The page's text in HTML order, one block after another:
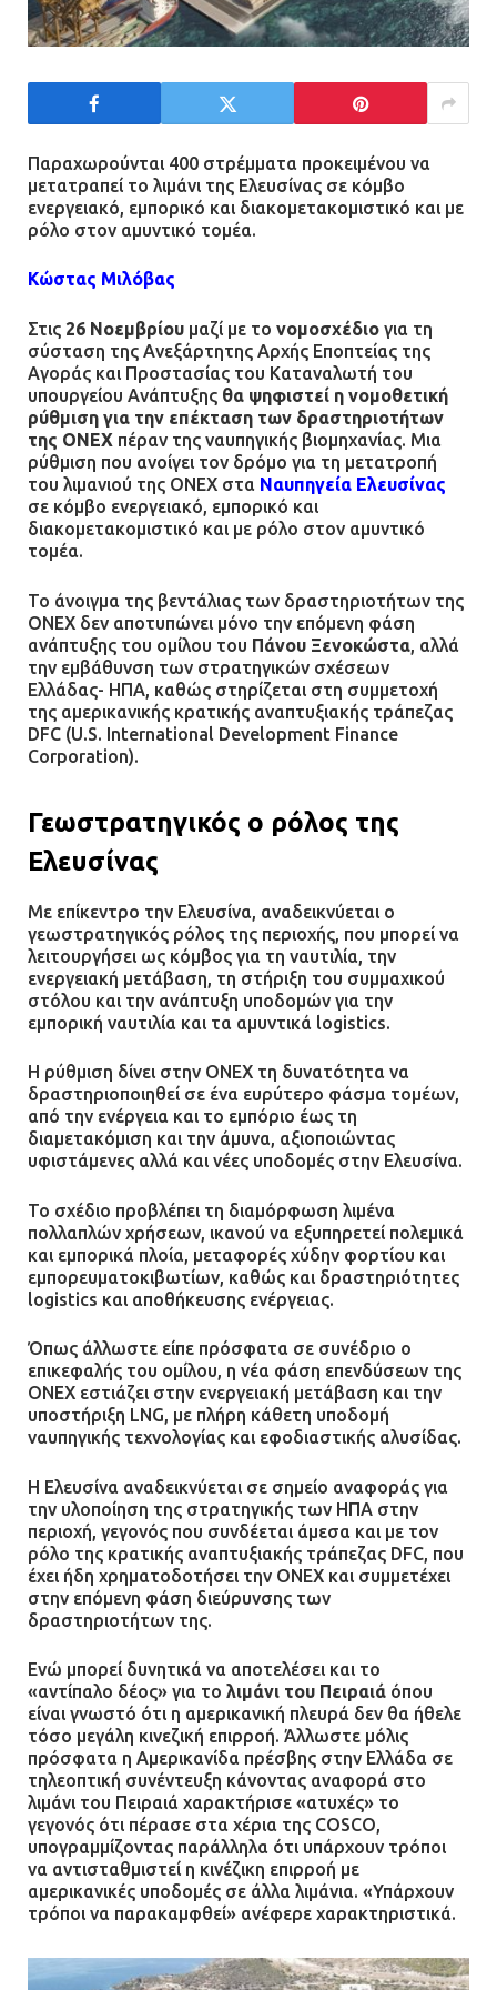
τους σοβαρά εγκαυματίες της
μεγάλης έκρηξης στο εργοστάσιο
Άργος: Στη φυλακή οι δύο
αστυνομικοί για τους
με αναπηρία
11.07.2026 | 22:59
Ένα πουλί «υπεύθυνο» για την
πρωινή διακοπή ρεύματος στη
Μάνδρα
09.07.2026 | 11:12
Φωτιά σε επιχείρηση στον
Δίωξη για απόπειρα
ανθρωποκτονίας στους δύο
αστυνομικούς
Ομαδικός βιασμός 19χρονης στο
πρότεινε την αθώωση των
08.07.2026 | 16:24
Ο δήμαρχος Μάνδρας δώρισε όλους
τους μισθούς του 2025 στο Θριάσιο
για μηχάνημα καρδιολογικών
08.07.2026 | 15:02
ΔΗΜΟΣ ΜΑΝΔΡΑΣ ΕΙΔΥΛΛΙΑΣ: Δύο
νέα πολυδύναμα οχήματα 4×4
ενισχύουν την Πολιτική Προστασία
08.07.2026 | 09:40
Ομάδα ατόμων επιτέθηκε με
ανήλικους
08.07.2026 | 09:38
Άνω Λιόσια: Έριξαν τα ναρκωτικά
η αστυνομία – Λογάριασαν χωρίς
τον ειδικό σκύλο
07.07.2026 | 09:56
Βούλα: Κραυγή αγωνίας από
κατοίκους για την οδό Άρεως –
«Τρέχουν με 90 χλμ. μέσα στη
γειτονιά»
07.07.2026 | 09:48
Παραχωρούνται 400 στρέμματα προκειμένου να
μετατραπεί το λιμάνι της Ελευσίνας σε κόμβο
ενεργειακό, εμπορικό και διακομετακομιστικό και με
ρόλο στον αμυντικό τομέα.
Κώστας Μιλόβας
Στις 26 Νοεμβρίου μαζί με το νομοσχέδιο για τη
σύσταση της Ανεξάρτητης Αρχής Εποπτείας της
Αγοράς και Προστασίας του Καταναλωτή του
υπουργείου Ανάπτυξης θα ψηφιστεί η νομοθετική
ρύθμιση για την επέκταση των δραστηριοτήτων
της ONEX πέραν της ναυπηγικής βιομηχανίας. Μια
ρύθμιση που ανοίγει τον δρόμο για τη μετατροπή
του λιμανιού της ONEX στα Ναυπηγεία Ελευσίνας
σε κόμβο ενεργειακό, εμπορικό και
διακομετακομιστικό και με ρόλο στον αμυντικό
τομέα.
Το άνοιγμα της βεντάλιας των δραστηριοτήτων της
ONEX δεν αποτυπώνει μόνο την επόμενη φάση
ανάπτυξης του ομίλου του Πάνου Ξενοκώστα , αλλά
την εμβάθυνση των στρατηγικών σχέσεων
Ελλάδας- ΗΠΑ, καθώς στηρίζεται στη συμμετοχή
της αμερικανικής κρατικής αναπτυξιακής τράπεζας
DFC (U.S. International Development Finance
Corporation).
Γεωστρατηγικός ο ρόλος της
Ελευσίνας
Με επίκεντρο την Ελευσίνα, αναδεικνύεται ο
γεωστρατηγικός ρόλος της περιοχής, που μπορεί να
λειτουργήσει ως κόμβος για τη ναυτιλία, την
ενεργειακή μετάβαση, τη στήριξη του συμμαχικού
στόλου και την ανάπτυξη υποδομών για την
εμπορική ναυτιλία και τα αμυντικά logistics.
Η ρύθμιση δίνει στην ONEX τη δυνατότητα να
δραστηριοποιηθεί σε ένα ευρύτερο φάσμα τομέων,
από την ενέργεια και το εμπόριο έως τη
διαμετακόμιση και την άμυνα, αξιοποιώντας
υφιστάμενες αλλά και νέες υποδομές στην Ελευσίνα.
Το σχέδιο προβλέπει τη διαμόρφωση λιμένα
πολλαπλών χρήσεων, ικανού να εξυπηρετεί πολεμικά
και εμπορικά πλοία, μεταφορές χύδην φορτίου και
εμπορευματοκιβωτίων, καθώς και δραστηριότητες
logistics και αποθήκευσης ενέργειας.
Όπως άλλωστε είπε πρόσφατα σε συνέδριο ο
επικεφαλής του ομίλου, η νέα φάση επενδύσεων της
ONEX εστιάζει στην ενεργειακή μετάβαση και την
υποστήριξη LNG, με πλήρη κάθετη υποδομή
ναυπηγικής τεχνολογίας και εφοδιαστικής αλυσίδας.
Η Ελευσίνα αναδεικνύεται σε σημείο αναφοράς για
την υλοποίηση της στρατηγικής των ΗΠΑ στην
περιοχή, γεγονός που συνδέεται άμεσα και με τον
ρόλο της κρατικής αναπτυξιακής τράπεζας DFC, που
έχει ήδη χρηματοδοτήσει την ONEX και συμμετέχει
στην επόμενη φάση διεύρυνσης των
δραστηριοτήτων της.
Ενώ μπορεί δυνητικά να αποτελέσει και το
«αντίπαλο δέος» για το λιμάνι του Πειραιά όπου
είναι γνωστό ότι η αμερικανική πλευρά δεν θα ήθελε
τόσο μεγάλη κινεζική επιρροή. Άλλωστε μόλις
πρόσφατα η Αμερικανίδα πρέσβης στην Ελλάδα σε
τηλεοπτική συνέντευξη κάνοντας αναφορά στο
λιμάνι του Πειραιά χαρακτήρισε «ατυχές» το
γεγονός ότι πέρασε στα χέρια της COSCO,
υπογραμμίζοντας παράλληλα ότι υπάρχουν τρόποι
να αντισταθμιστεί η κινέζικη επιρροή με
αμερικανικές υποδομές σε άλλα λιμάνια. «Υπάρχουν
τρόποι να παρακαμφθεί» ανέφερε χαρακτηριστικά.